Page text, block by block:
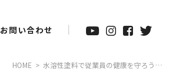
お問い合わせ
HOME 水溶性塗料で従業員の健康を守ろう…